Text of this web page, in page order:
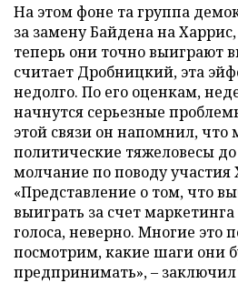
На этом фоне та группа
за замену Байдена на
теперь они точно выиграют
считает Дробницкий, эта
недолго. По его оценкам,
начнутся серьезные
этой связи он напомнил, что
политические тяжеловесы
молчание по поводу участия
«Представление о том, что
выиграть за счет
голоса, неверно. Многие это
посмотрим, какие шаги они
предпринимать», –